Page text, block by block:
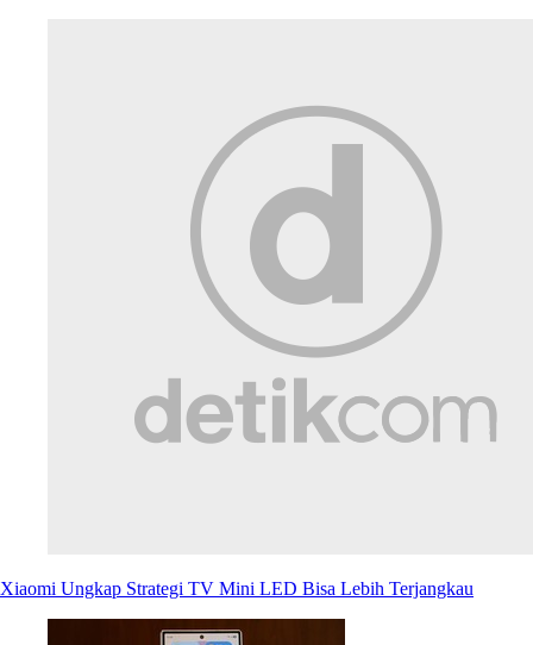
Xiaomi Ungkap Strategi TV Mini LED Bisa Lebih Terjangkau